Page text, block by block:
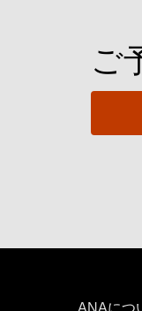
ご
ANAにつ